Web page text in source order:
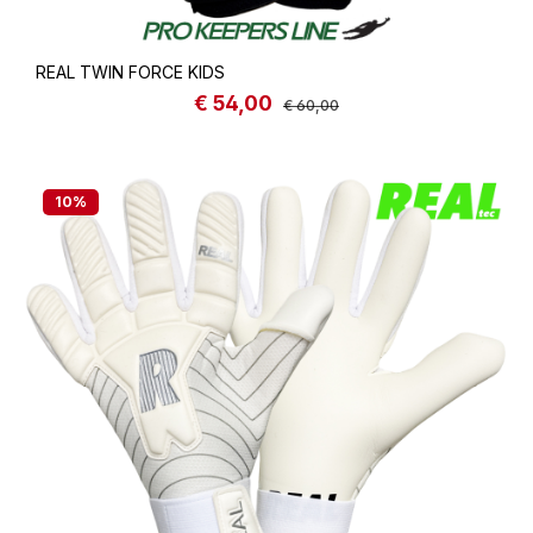
REAL TWIN FORCE KIDS
Sale price:
€ 54,00 Regular price:
€ 60,00
10%